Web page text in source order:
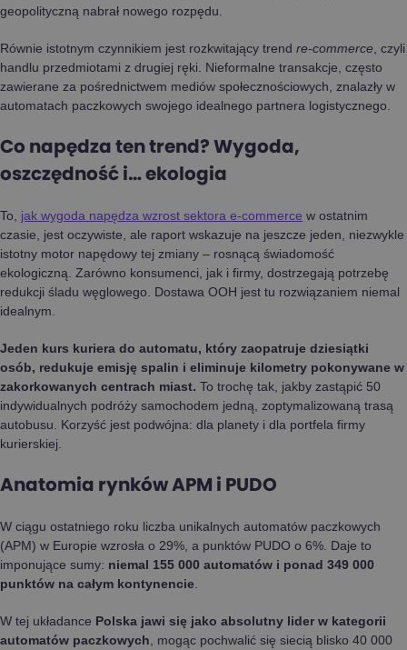
geopolityczną nabrał nowego rozpędu.
Równie istotnym czynnikiem jest rozkwitający trend re-commerce , czyli
handlu przedmiotami z drugiej ręki. Nieformalne transakcje, często
zawierane za pośrednictwem mediów społecznościowych, znalazły w
automatach paczkowych swojego idealnego partnera logistycznego.
Co napędza ten trend? Wygoda,
oszczędność i… ekologia
To, jak wygoda napędza wzrost sektora e-commerce w ostatnim
czasie, jest oczywiste, ale raport wskazuje na jeszcze jeden, niezwykle
istotny motor napędowy tej zmiany – rosnącą świadomość
ekologiczną. Zarówno konsumenci, jak i firmy, dostrzegają potrzebę
redukcji śladu węglowego. Dostawa OOH jest tu rozwiązaniem niemal
idealnym.
Jeden kurs kuriera do automatu, który zaopatruje dziesiątki
osób, redukuje emisję spalin i eliminuje kilometry pokonywane w
zakorkowanych centrach miast. To trochę tak, jakby zastąpić 50
indywidualnych podróży samochodem jedną, zoptymalizowaną trasą
autobusu. Korzyść jest podwójna: dla planety i dla portfela firmy
kurierskiej.
Anatomia rynków APM i PUDO
W ciągu ostatniego roku liczba unikalnych automatów paczkowych
(APM) w Europie wzrosła o 29%, a punktów PUDO o 6%. Daje to
imponujące sumy: niemal 155 000 automatów i ponad 349 000
punktów na całym kontynencie
W tej układance Polska jawi się jako absolutny lider w kategorii
automatów paczkowych , mogąc pochwalić się siecią blisko 40 000